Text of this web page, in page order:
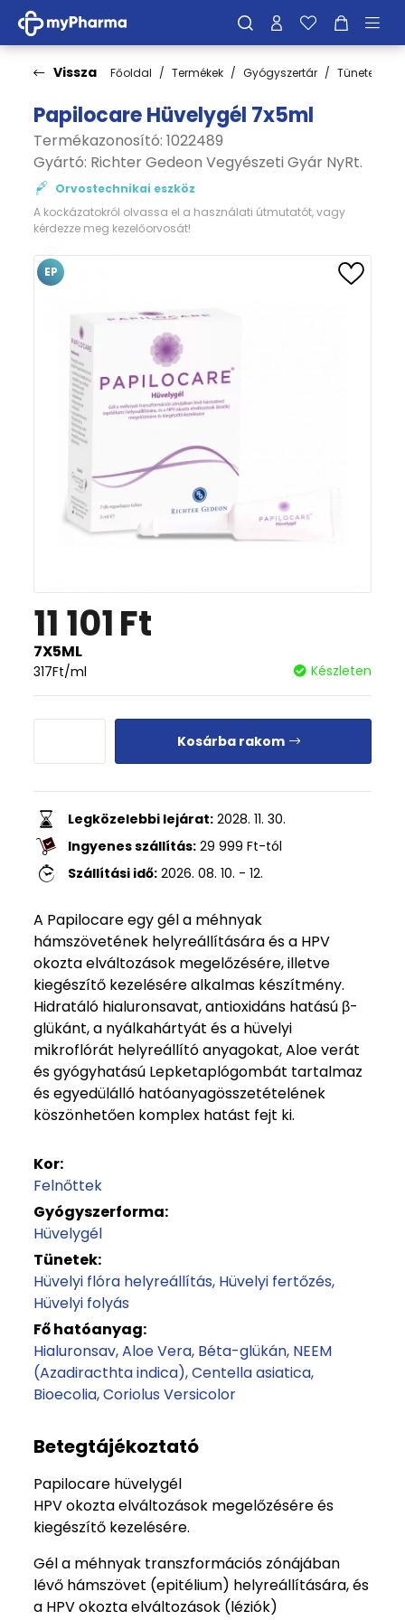
Vissza Főoldal Termékek Gyógyszertár Tünetek
Papilocare Hüvelygél 7x5ml
Termékazonosító: 1022489
Gyártó: Richter Gedeon Vegyészeti Gyár NyRt.
Orvostechnikai eszköz
A kockázatokról olvassa el a használati útmutatót, vagy
kérdezze meg kezelőorvosát!
EP
11 101Ft
7X5ML
317Ft/ml Készleten
Kosárba rakom
Legközelebbi lejárat: 2028. 11. 30.
Ingyenes szállítás: 29 999 Ft-tól
Szállítási idő: 2026. 08. 10. - 12.
A Papilocare egy gél a méhnyak
hámszövetének helyreállítására és a HPV
okozta elváltozások megelőzésére, illetve
kiegészítő kezelésére alkalmas készítmény.
Hidratáló hialuronsavat, antioxidáns hatású β-
glükánt, a nyálkahártyát és a hüvelyi
mikroflórát helyreállító anyagokat, Aloe verát
és gyógyhatású Lepketaplógombát tartalmaz
és egyedülálló hatóanyagösszetételének
köszönhetően komplex hatást fejt ki.
Kor:
Felnőttek
Gyógyszerforma:
Hüvelygél
Tünetek:
Hüvelyi flóra helyreállítás Hüvelyi fertőzés
Hüvelyi folyás
Fő hatóanyag:
Hialuronsav Aloe Vera Béta-glükán NEEM
(Azadiracthta indica) Centella asiatica
Bioecolia Coriolus Versicolor
Betegtájékoztató
Papilocare hüvelygél
HPV okozta elváltozások megelőzésére és
kiegészítő kezelésére.
Gél a méhnyak transzformációs zónájában
lévő hámszövet (epitélium) helyreállítására, és
a HPV okozta elváltozások (léziók)